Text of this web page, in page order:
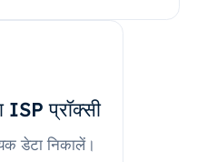
प्रॉक्सी
डेटा निकालें।